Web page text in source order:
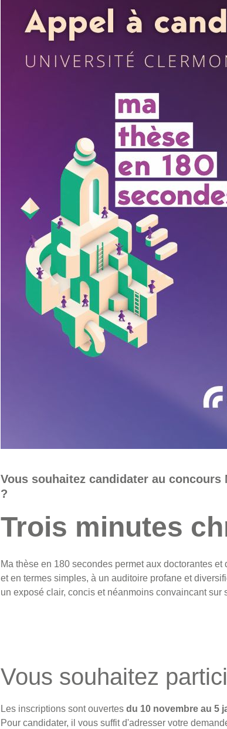
Vous souhaitez candidater au
?
Trois minutes
Ma thèse en 180 secondes permet aux doctorantes
et en termes simples, à un auditoire profane et
un exposé clair, concis et néanmoins convaincant sur
Vous souhaitez
Les inscriptions sont ouvertesdu 10 novembre au 5
Pour candidater, il vous suffit d'adresser votre